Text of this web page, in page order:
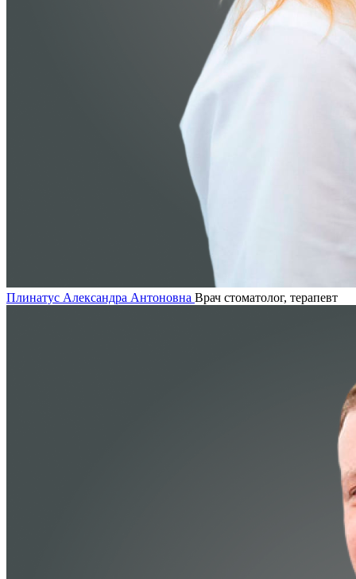
Плинатус Александра Антоновна Врач стоматолог, терапевт